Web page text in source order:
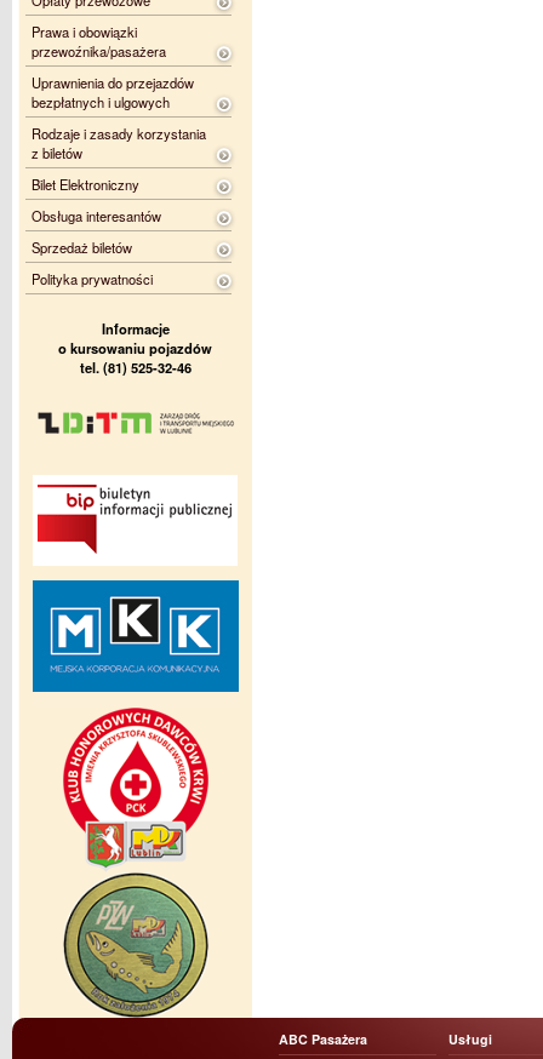
Prawa i obowiązki
przewoźnika/pasażera
Uprawnienia do przejazdów
bezpłatnych i ulgowych
Rodzaje i zasady korzystania
z biletów
Bilet Elektroniczny
Obsługa interesantów
Sprzedaż biletów
Polityka prywatności
Informacje
o kursowaniu pojazdów
tel. (81) 525-32-46
ABC Pasażera Usługi